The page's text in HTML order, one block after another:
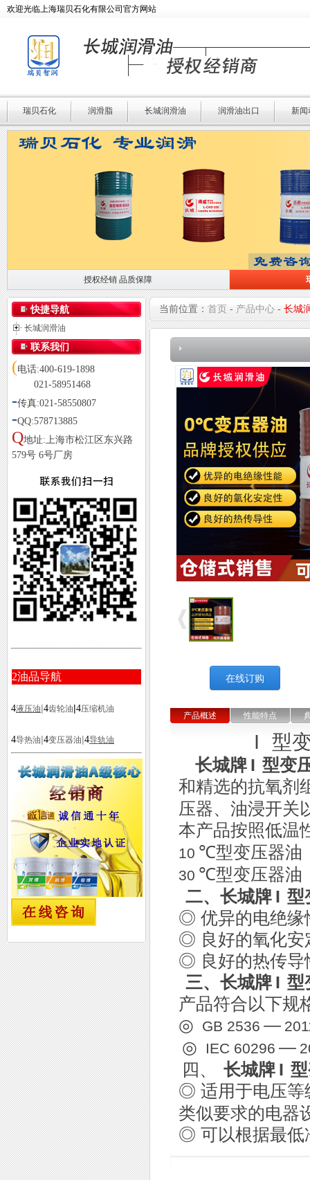
欢迎光临上海瑞贝石化有限公司官方网站
瑞贝石化 润滑脂 长城润滑油 润滑油出口 新闻
授权经销 品质保障
授权经销 品质保障
瑞贝石化 专业润滑
快捷导航
长城润滑油
联系我们
(电话:400-619-1898
021-58951468
-传真:021-58550807
-QQ:578713885
Q地址:上海市松江区东兴路
579号 6号厂房
2油品导航
4液压油|4齿轮油|4压缩机油
4导热油|4变压器油|4导轨油
当前位置： 首页 - 产品中心 - 长城
在线订购
产品概述 性能特点
I 型
长城牌 I 型变
和精选的抗氧剂
压器、油浸开关
本产品按照低温
10 ℃型变压器油
30 ℃型变压器油
二、长城牌 I 型
◎ 优异的电绝缘
◎ 良好的氧化安
◎ 良好的热传导
三、长城牌 I 型
产品符合以下规
◎
GB 2536 —
◎ IEC 60296 —
四、 长城牌 I
◎ 适用于电压
类似要求的电器
◎ 可以根据最低